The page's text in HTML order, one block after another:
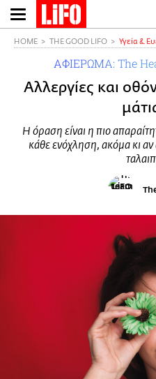
Παράκαμψη
προς
HOME THE GOOD LIFO Υγεία &
ΑΦΙΕΡΩΜΑ: The
Αλλεργίες και
Η όραση είναι η πιο
κάθε ενόχληση, ακόμα κι αν